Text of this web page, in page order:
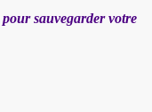
pour sauvegarder votre